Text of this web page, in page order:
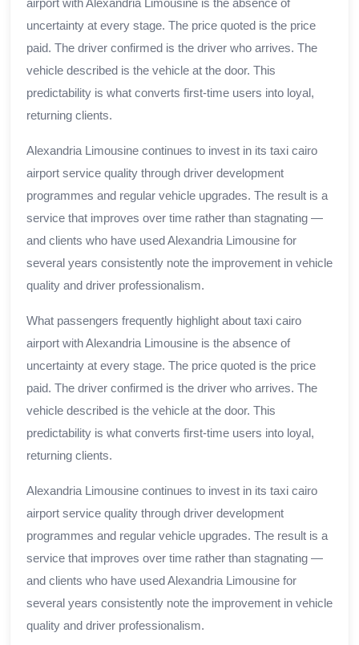
uncertainty at every stage. The price quoted is the price
paid. The driver confirmed is the driver who arrives. The
vehicle described is the vehicle at the door. This
predictability is what converts first-time users into loyal,
returning clients.
Alexandria Limousine continues to invest in its taxi cairo
airport service quality through driver development
programmes and regular vehicle upgrades. The result is a
service that improves over time rather than stagnating —
and clients who have used Alexandria Limousine for
several years consistently note the improvement in vehicle
quality and driver professionalism.
What passengers frequently highlight about taxi cairo
airport with Alexandria Limousine is the absence of
uncertainty at every stage. The price quoted is the price
paid. The driver confirmed is the driver who arrives. The
vehicle described is the vehicle at the door. This
predictability is what converts first-time users into loyal,
returning clients.
Alexandria Limousine continues to invest in its taxi cairo
airport service quality through driver development
programmes and regular vehicle upgrades. The result is a
service that improves over time rather than stagnating —
and clients who have used Alexandria Limousine for
several years consistently note the improvement in vehicle
quality and driver professionalism.